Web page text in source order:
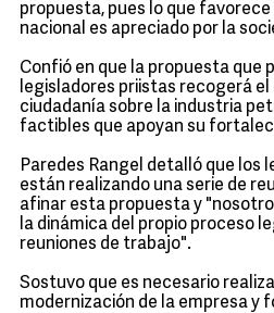
propuesta, pues lo que
nacional es apreciado por la
Confió en que la propuesta que
legisladores priistas recogerá
ciudadanía sobre la industria
factibles que apoyan su
Paredes Rangel detalló que los
están realizando una serie de
afinar esta propuesta y
la dinámica del propio proceso
reuniones de trabajo".
Sostuvo que es necesario
modernización de la empresa y